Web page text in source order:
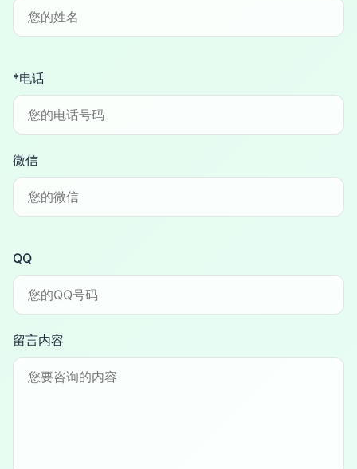
*电话
微信
QQ
留言内容